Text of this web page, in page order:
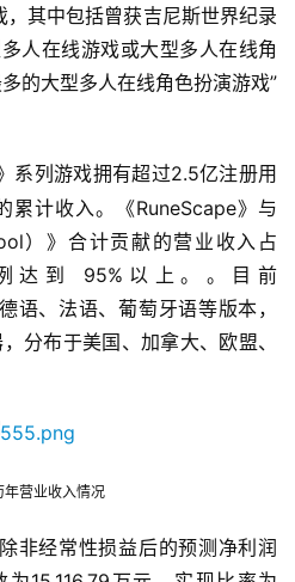
其中包括曾获吉尼斯世界纪录
人在线游戏或大型多人在线角
的大型多人在线角色扮演游戏”
系列游戏拥有超过2.5亿注册用
累计收入。《RuneScape》与
）》合计贡献的营业收入占
达到 95%以上。。目前
语、法语、葡萄牙语等版本，
分布于美国、加拿大、欧盟、
营业收入情况
非经常性损益后的预测净利润